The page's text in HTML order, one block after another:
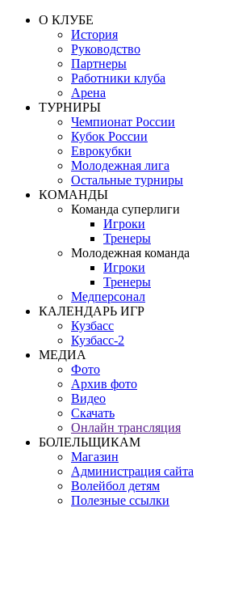
О КЛУБЕ
История
Руководство
Партнеры
Работники клуба
Арена
ТУРНИРЫ
Чемпионат России
Кубок России
Еврокубки
Молодежная лига
Остальные турниры
КОМАНДЫ
Команда суперлиги
Игроки
Тренеры
Молодежная команда
Игроки
Тренеры
Медперсонал
КАЛЕНДАРЬ ИГР
Кузбасс
Кузбасс-2
МЕДИА
Фото
Архив фото
Видео
Скачать
Онлайн трансляция
БОЛЕЛЬЩИКАМ
Магазин
Администрация сайта
Волейбол детям
Полезные ссылки